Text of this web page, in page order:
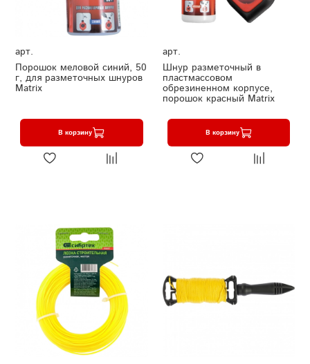
арт.
Порошок меловой синий, 50
г, для разметочных шнуров
Matrix
В корзину
арт.
Шнур разметочный в
пластмассовом
обрезиненном корпусе,
порошок красный Matrix
В корзину